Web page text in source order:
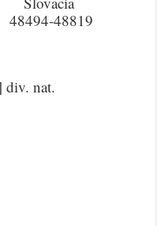
] div. nat.